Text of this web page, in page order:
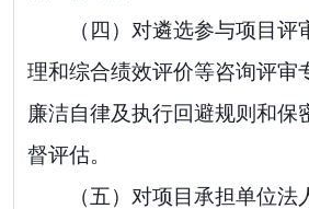
（四） 对遴选参与项目评
理和综合绩效评价等咨询评审
廉洁自律及执行回避规则和保
督评估。
（五） 对项目承担单位法